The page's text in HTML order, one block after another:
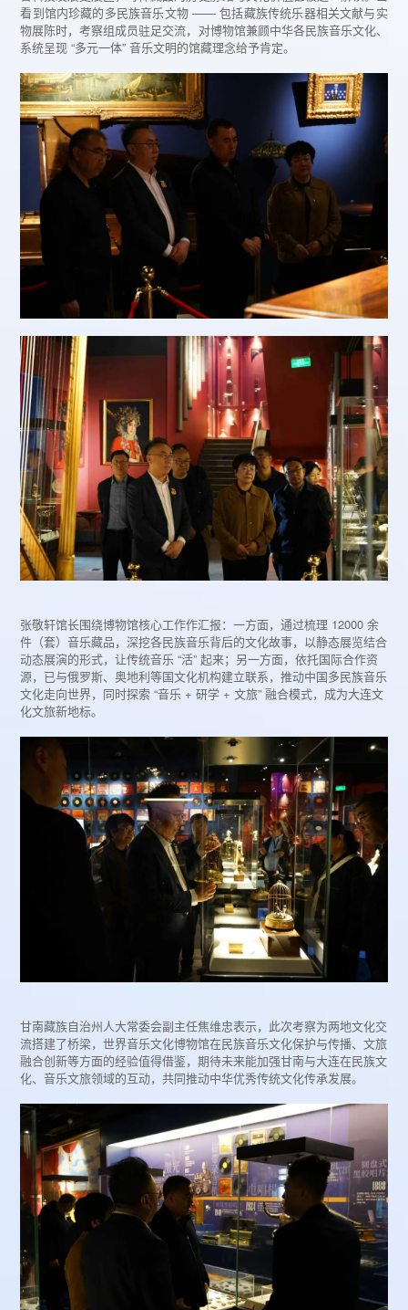
看到馆内珍藏的多民族音乐文物 —— 包括藏族传统乐器相关文献与实
物展陈时，考察组成员驻足交流，对博物馆兼顾中华各民族音乐文化、
系统呈现 “多元一体” 音乐文明的馆藏理念给予肯定。
张敬轩馆长围绕博物馆核心工作作汇报：一方面，通过梳理 12000 余
件（套）音乐藏品，深挖各民族音乐背后的文化故事，以静态展览结合
动态展演的形式，让传统音乐 “活” 起来；另一方面，依托国际合作资
源，已与俄罗斯、奥地利等国文化机构建立联系，推动中国多民族音乐
文化走向世界，同时探索 “音乐 + 研学 + 文旅” 融合模式，成为大连文
化文旅新地标。
甘南藏族自治州人大常委会副主任焦维忠表示，此次考察为两地文化交
流搭建了桥梁，世界音乐文化博物馆在民族音乐文化保护与传播、文旅
融合创新等方面的经验值得借鉴，期待未来能加强甘南与大连在民族文
化、音乐文旅领域的互动，共同推动中华优秀传统文化传承发展。